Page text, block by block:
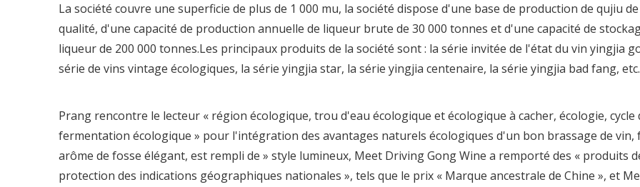
La société couvre une superficie de plus de 1 000 mu, la société dispose d'une base de production de qujiu
qualité, d'une capacité de production annuelle de liqueur brute de 30 000 tonnes et d'une capacité de
liqueur de 200 000 tonnes.Les principaux produits de la société sont : la série invitée de l'état du vin yingjia
série de vins vintage écologiques, la série yingjia star, la série yingjia centenaire, la série yingjia bad fang, etc.
Prang rencontre le lecteur « région écologique, trou d'eau écologique et écologique à cacher, écologie, cycle
fermentation écologique » pour l'intégration des avantages naturels écologiques d'un bon brassage de vin,
arôme de fosse élégant, est rempli de » style lumineux, Meet Driving Gong Wine a remporté des « produits
protection des indications géographiques nationales », tels que le prix « Marque ancestrale de Chine », et